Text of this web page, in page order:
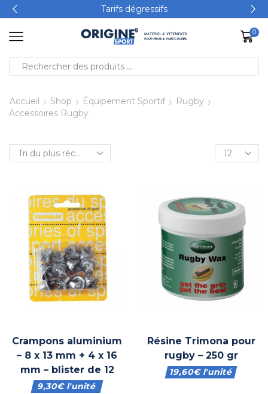
Tarifs dégressifs
0
Accueil Shop Équipement Sportif
Rugby
Accessoires Rugby
Crampons aluminium
– 8 x 13 mm + 4 x 16
mm – blister de 12
9,30€l'unité
Résine Trimona pour
rugby – 250 gr
19,60€l'unité